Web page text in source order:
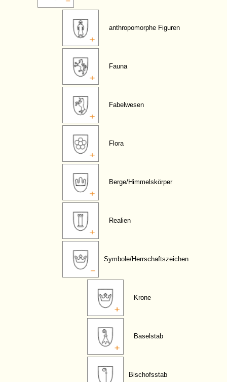
anthropomorphe Figuren
Fauna
Fabelwesen
Flora
Berge/Himmelskörper
Realien
Symbole/Herrschaftszeichen
Krone
Baselstab
Bischofsstab